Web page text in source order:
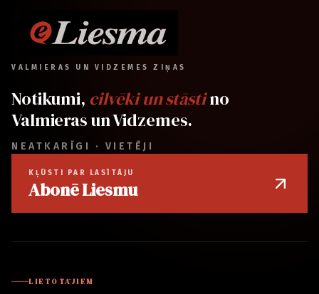
VALMIERAS UN VIDZEMES ZIŅAS
Notikumi, cilvēki un stāstino
Valmieras un Vidzemes.
NEATKARĪGI · VIETĒJI
KĻŪSTI PAR LASĪTĀJU
Abonē Liesmu
LIETOTĀJIEM